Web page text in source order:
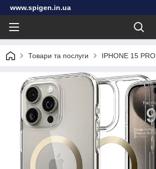
www.spigen.in.ua
Товари та послуги IPHONE 15 PRO